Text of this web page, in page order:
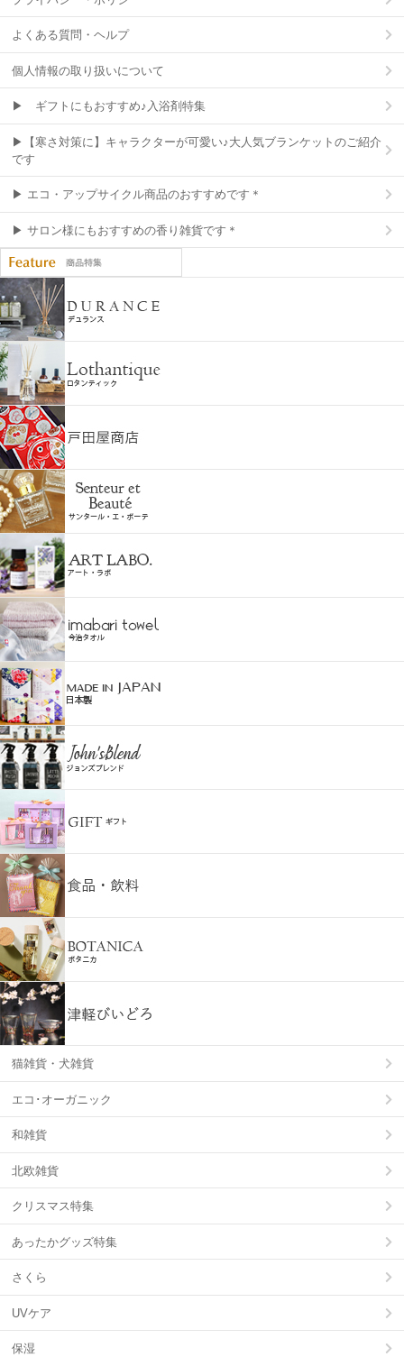
よくある質問・ヘルプ
個人情報の取り扱いについて
▶ ギフトにもおすすめ♪入浴剤特集
▶【寒さ対策に】キャラクターが可愛い♪大人気ブランケットのご紹介
です
▶ エコ・アップサイクル商品のおすすめです＊
▶ サロン様にもおすすめの香り雑貨です＊
猫雑貨・犬雑貨
エコ･オーガニック
和雑貨
北欧雑貨
クリスマス特集
あったかグッズ特集
さくら
UVケア
保湿